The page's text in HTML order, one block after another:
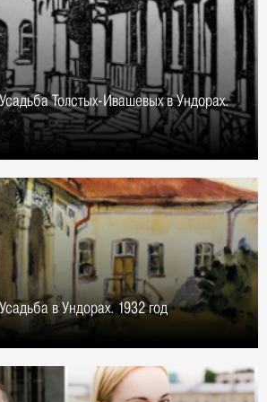
Толстых-Ивашевых в Ундорах.
в Ундорах. 1932 год